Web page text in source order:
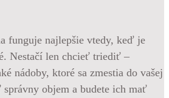
funguje najlepšie vtedy, keď je
Nestačí len chcieť triediť –
nádoby, ktoré sa zmestia do vašej
objem a budete ich mať